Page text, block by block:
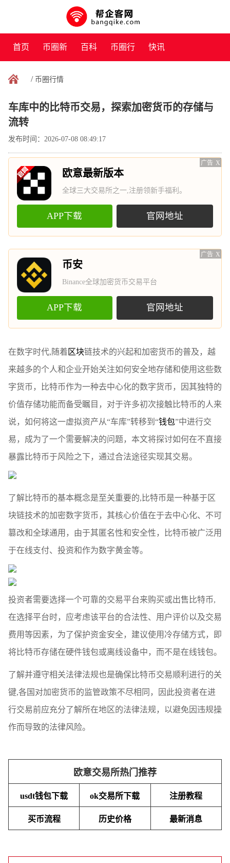
首页 币圈新
闻
百科 币圈行 快讯
/ 币圈行情
车库中的比特币交易，探索加密货币的存储与
流转
发布时间：2026-07-08 08:49:17
广告 X
欧意最新版本
全球三大交易所之一,注册领新手福利。
APP下载 官网地址
广告 X
币安
Binance全球加密货币交易平台
APP下载 官网地址
在数字时代,随着 区块链技术的兴起和加密货币的普及，越
来越多的个人和企业开始关注如何安全地存储和使用这些数
字货币，比特币作为一种去中心化的数字货币，因其独特的
价值存储功能而备受瞩目，对于许多初次接触比特币的人来
说，如何将这一虚拟资产从“车库”转移到“钱包”中进行交
易，成为了一个需要解决的问题，本文将探讨如何在不直接
暴露比特币于风险之下，通过合法途径实现其交易。
了解比特币的基本概念是至关重要的,比特币是一种基于区
块链技术的加密数字货币，其核心价值在于去中心化、不可
篡改和全球通用，由于其匿名性和安全性，比特币被广泛用
于在线支付、投资和作为数字黄金等。
投资者需要选择一个可靠的交易平台来购买或出售比特币,
在选择平台时，应考虑该平台的合法性、用户评价以及交易
费用等因素，为了保护资金安全，建议使用冷存储方式，即
将比特币存储在硬件钱包或离线设备中，而不是在线钱包。
了解并遵守相关法律法规也是确保比特币交易顺利进行的关
键,各国对加密货币的监管政策不尽相同，因此投资者在进
行交易前应充分了解所在地区的法律法规，以避免因违规操
作而导致的法律风险。
欧意交易所热门推荐
usdt钱包下载 ok交易所下载 注册教程
买币流程 历史价格 最新消息